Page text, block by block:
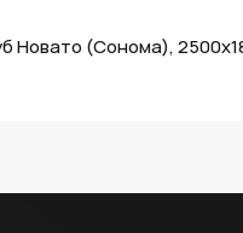
Новато (Сонома),